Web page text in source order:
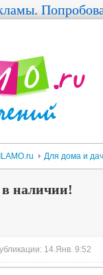
Для дома и
наличии!
14.Янв. 9:52